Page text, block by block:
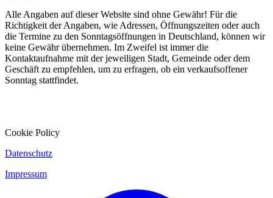
Alle Angaben auf dieser Website sind ohne Gewähr! Für die
Richtigkeit der Angaben, wie Adressen, Öffnungszeiten oder auch
die Termine zu den Sonntagsöffnungen in Deutschland, können wir
keine Gewähr übernehmen. Im Zweifel ist immer die
Kontaktaufnahme mit der jeweiligen Stadt, Gemeinde oder dem
Geschäft zu empfehlen, um zu erfragen, ob ein verkaufsoffener
Sonntag stattfindet.
Cookie Policy
Datenschutz
Impressum